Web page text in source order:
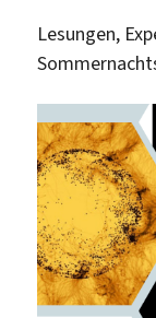
Wir
sind
Lesungen,